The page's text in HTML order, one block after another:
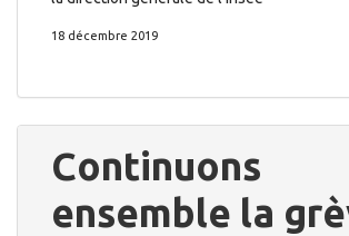
18 décembre 2019
Continuons
ensemble la